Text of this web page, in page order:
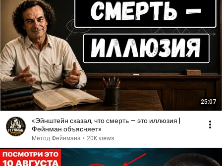
25:07
«Эйнштейн сказал, что смерть — это иллюзия |
Фейнман объясняет»
Метод Фейнмана • 20K views